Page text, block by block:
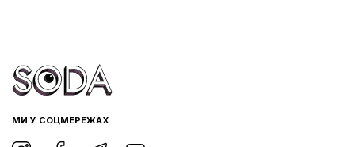
МИ У СОЦМЕРЕЖАХ